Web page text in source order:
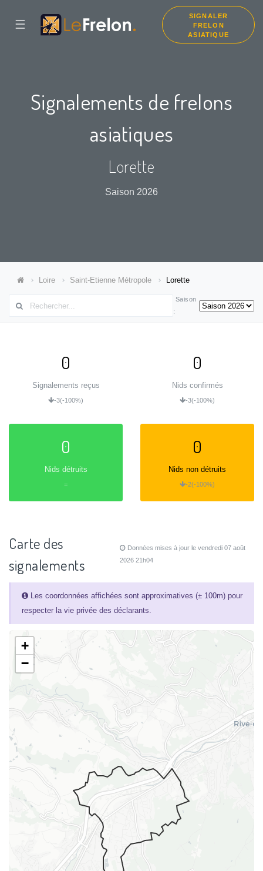
☰
SIGNALER
FRELON
ASIATIQUE
Signalements de frelons
asiatiques
Lorette
Saison 2026
Loire Saint-Etienne Métropole Lorette
Saison
:
0
Signalements reçus
-3(-100%)
0
Nids confirmés
-3(-100%)
0
Nids détruits
=
0
Nids non détruits
-2(-100%)
Carte des
signalements
Données mises à jour le vendredi 07 août
2026 21h04
Les coordonnées affichées sont approximatives (± 100m) pour
respecter la vie privée des déclarants.
+
−